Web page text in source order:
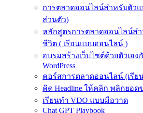
การตลาดออนไลน์สำหรับตัว
ส่วนตัว)
หลักสูตรการตลาดออนไลน์ส
ชีวิต ( เรียนแบบออนไลน์ )
อบรมสร้างเว็บไซต์ด้วยตัวเอ
WordPress
คอร์สการตลาดออนไลน์ (เรีย
คิด Headline ให้คลิก พลิกยอด
เรียนทำ VDO แบบมือวาด
Chat GPT Playbook